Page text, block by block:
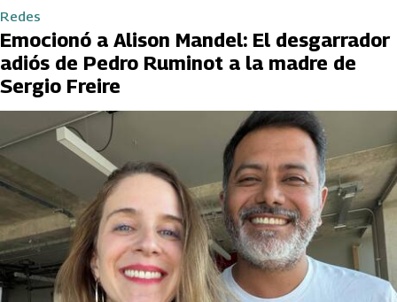
Redes
Emocionó a Alison Mandel: El desgarrador
adiós de Pedro Ruminot a la madre de
Sergio Freire